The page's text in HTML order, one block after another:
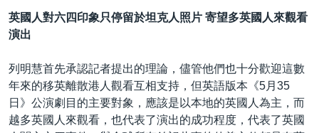
英國人對六四印象只停留於坦克人照片 寄望多英國人來觀看
演出
列明慧首先承認記者提出的理論，儘管他們也十分歡迎這數
年來的移英離散港人觀看互相支持，但英語版本《5月35
日》公演劇目的主要對象，應該是以本地的英國人為主，而
越多英國人來觀看，也代表了演出的成功程度，代表了英國